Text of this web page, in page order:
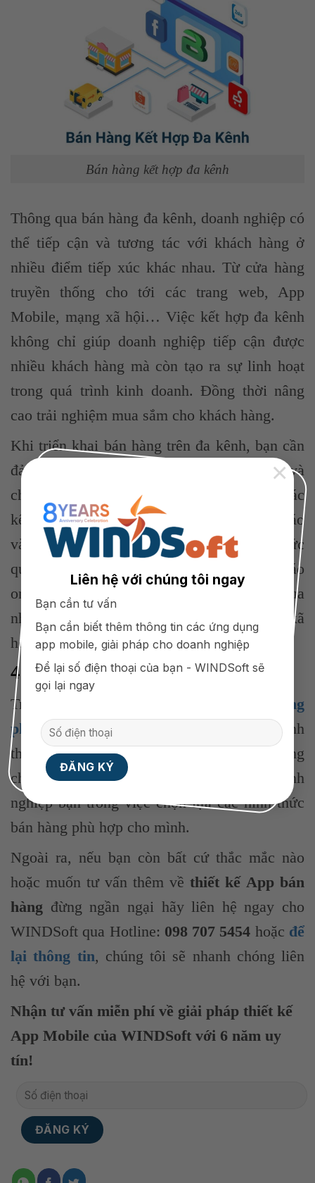
Liên hệ với chúng tôi ngay
Bạn cần tư vấn
Bạn cần biết thêm thông tin các ứng dụng
app mobile, giải pháp cho doanh nghiệp
Để lại số điện thoại của bạn - WINDSoft sẽ
gọi lại ngay
×
Bán hàng kết hợp đa kênh
Thông qua bán hàng đa kênh, doanh nghiệp có
thể tiếp cận và tương tác với khách hàng ở
nhiều điểm tiếp xúc khác nhau. Từ cửa hàng
truyền thống cho tới các trang web, App
Mobile, mạng xã hội… Việc kết hợp đa kênh
không chỉ giúp doanh nghiệp tiếp cận được
nhiều khách hàng mà còn tạo ra sự linh hoạt
trong quá trình kinh doanh. Đồng thời nâng
cao trải nghiệm mua sắm cho khách hàng.
Khi triển khai bán hàng trên đa kênh, bạn cần
đảm bảo thông tin về sản phẩm, giá cả và
chính sách đều được đồng bộ trên tất cả các
kênh bán hàng. Tạo các chiến lược quảng cáo
và tiếp thị quán trên nhiều kênh. Từ hình thức
quảng cáo truyền thống cho tới quảng cáo
online. Và chăm sóc khách hàng toàn diện qua
nhiều kênh như: điện thoại, email, mạng xã
hội…
4. Kết Luận
Trên đây chính là các
hình thức bán hàng
phổ biếntừ truyền thống cho tới những hình
thức bán hàng mới. Hy vọng rằng với những
chia sẻ của WINDSoft sẽ hữu ích cho doanh
nghiệp bạn trong việc chọn lựa các hình thức
bán hàng phù hợp cho mình.
Ngoài ra, nếu bạn còn bất cứ thắc mắc nào
hoặc muốn tư vấn thêm về thiết kế App bán
hàng đừng ngần ngại hãy liên hệ ngay cho
WINDSoft qua Hotline: 098 707 5454 hoặc để
lại thông tin, chúng tôi sẽ nhanh chóng liên
hệ với bạn.
Nhận tư vấn miễn phí về giải pháp thiết kế
App Mobile của WINDSoft với 6 năm uy
tín!